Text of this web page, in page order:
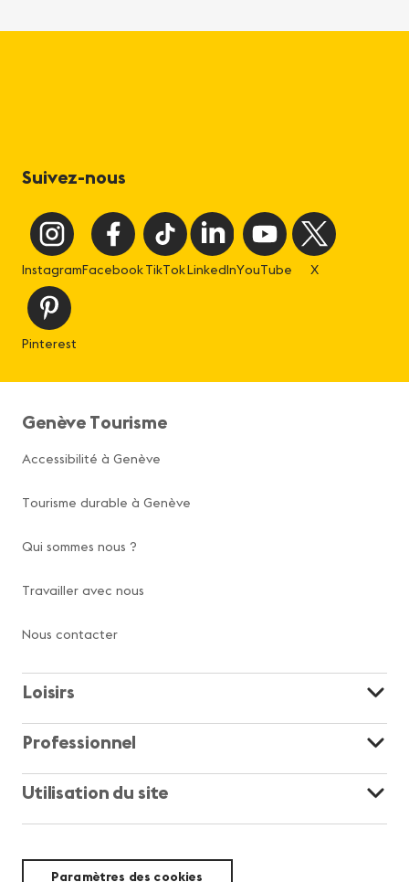
Suivez-nous
InstagramFacebookTikTokLinkedInYouTube X
Pinterest
Genève Tourisme
Accessibilité à Genève
Tourisme durable à Genève
Qui sommes nous ?
Travailler avec nous
Nous contacter
Loisirs
Professionnel
Utilisation du site
Paramètres des cookies